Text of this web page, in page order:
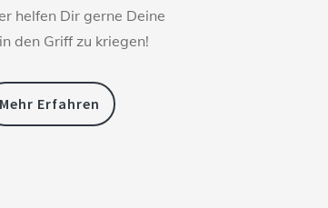
helfen Dir gerne Deine
den Griff zu kriegen!
Mehr Erfahren